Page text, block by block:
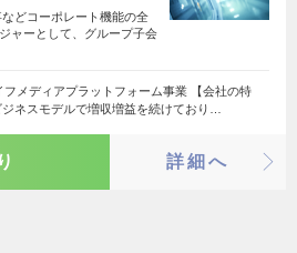
などコーポレート機能の全
ャーとして、グループ子会
フメディアプラットフォーム事業 【会社の特
ネスモデルで増収増益を続けており…
詳細へ